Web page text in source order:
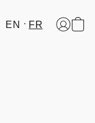
EN FR